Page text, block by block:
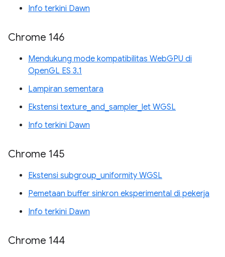
Info terkini Dawn
Chrome 146
Mendukung mode kompatibilitas WebGPU di
OpenGL ES 3.1
Lampiran sementara
Ekstensi texture_and_sampler_let WGSL
Info terkini Dawn
Chrome 145
Ekstensi subgroup_uniformity WGSL
Pemetaan buffer sinkron eksperimental di pekerja
Info terkini Dawn
Chrome 144